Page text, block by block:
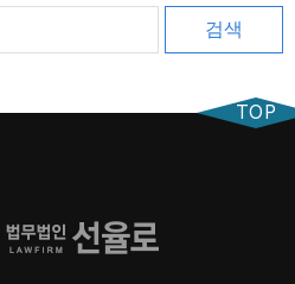
검색
TOP